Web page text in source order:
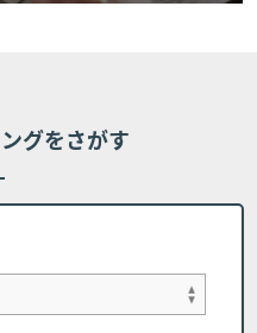
る場合、下記に記載され
、申し込み完了時に受講
講者IDについては変更が
グをさがす